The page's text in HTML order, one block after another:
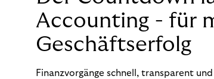
Accounting - für
Geschäftserfolg
Finanzvorgänge schnell, transparent